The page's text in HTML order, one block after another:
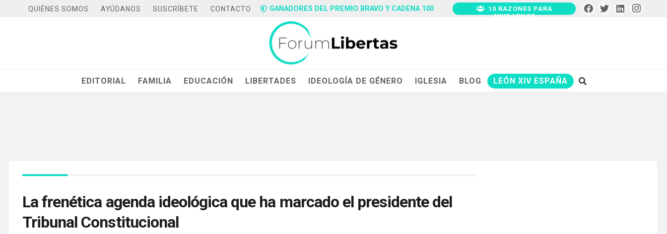
QUIÉNES SOMOS AYÚDANOS SUSCRÍBETE CONTACTO GANADORES DEL PREMIO BRAVO Y CADENA 100
10 RAZONES PARA
AYUDARNOS
EDITORIAL FAMILIA EDUCACIÓN LIBERTADES IDEOLOGÍA DE GÉNERO IGLESIA BLOG LEÓN XIV ESPAÑA
La frenética agenda ideológica que ha marcado el presidente del
Tribunal Constitucional